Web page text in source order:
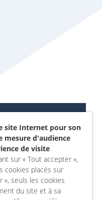
et
: non
site Internet pour son
mesure d'audience
de visite
sur « Tout accepter »,
cookies placés sur
», seuls les cookies
du site et à sa